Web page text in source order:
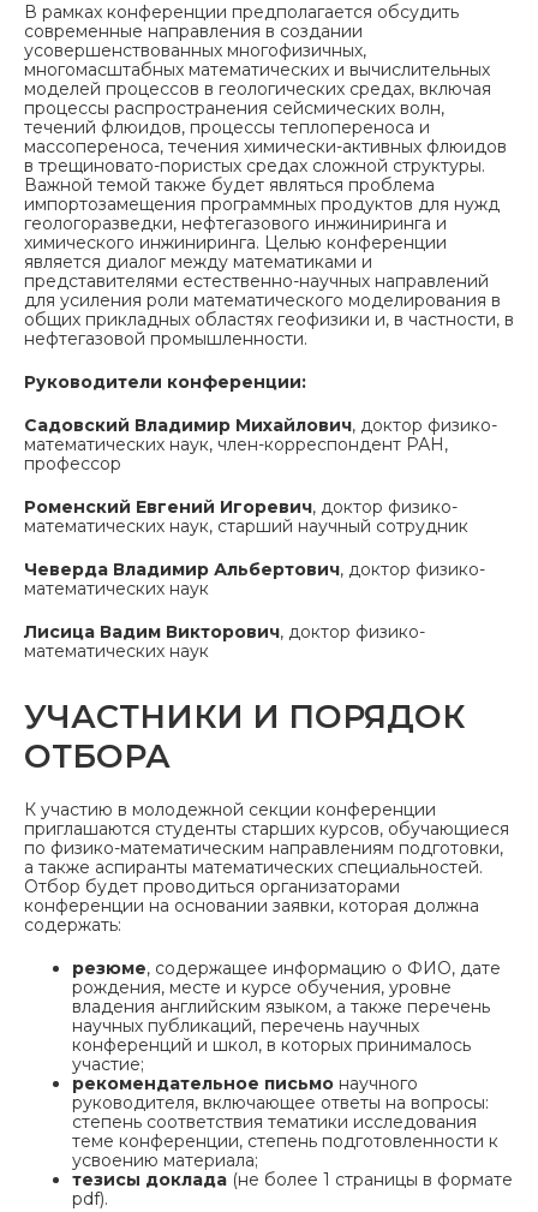
В рамках конференции предполагается обсудить
современные направления в создании
усовершенствованных многофизичных,
многомасштабных математических и вычислительных
моделей процессов в геологических средах, включая
процессы распространения сейсмических волн,
течений флюидов, процессы теплопереноса и
массопереноса, течения химически-активных флюидов
в трещиновато-пористых средах сложной структуры.
Важной темой также будет являться проблема
импортозамещения программных продуктов для нужд
геологоразведки, нефтегазового инжиниринга и
химического инжиниринга. Целью конференции
является диалог между математиками и
представителями естественно-научных направлений
для усиления роли математического моделирования в
общих прикладных областях геофизики и, в частности, в
нефтегазовой промышленности.
Руководители конференции:
Садовский Владимир Михайлович, доктор физико-
математических наук, член-корреспондент РАН,
профессор
Роменский Евгений Игоревич, доктор физико-
математических наук, старший научный сотрудник
Чеверда Владимир Альбертович, доктор физико-
математических наук
Лисица Вадим Викторович, доктор физико-
математических наук
УЧАСТНИКИ И ПОРЯДОК
ОТБОРА
К участию в молодежной секции конференции
приглашаются студенты старших курсов, обучающиеся
по физико-математическим направлениям подготовки,
а также аспиранты математических специальностей.
Отбор будет проводиться организаторами
конференции на основании заявки, которая должна
содержать:
резюме, содержащее информацию о ФИО, дате
рождения, месте и курсе обучения, уровне
владения английским языком, а также перечень
научных публикаций, перечень научных
конференций и школ, в которых принималось
участие;
рекомендательное письмо научного
руководителя, включающее ответы на вопросы:
степень соответствия тематики исследования
теме конференции, степень подготовленности к
усвоению материала;
тезисы доклада (не более 1 страницы в формате
pdf).